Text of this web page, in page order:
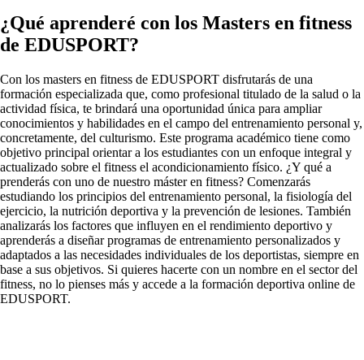
¿Qué aprenderé con los Masters en fitness
de EDUSPORT?
Con los masters en fitness de EDUSPORT disfrutarás de una
formación especializada que, como profesional titulado de la salud o la
actividad física, te brindará una oportunidad única para ampliar
conocimientos y habilidades en el campo del entrenamiento personal y,
concretamente, del culturismo. Este programa académico tiene como
objetivo principal orientar a los estudiantes con un enfoque integral y
actualizado sobre el fitness el acondicionamiento físico. ¿Y qué a
prenderás con uno de nuestro máster en fitness? Comenzarás
estudiando los principios del entrenamiento personal, la fisiología del
ejercicio, la nutrición deportiva y la prevención de lesiones. También
analizarás los factores que influyen en el rendimiento deportivo y
aprenderás a diseñar programas de entrenamiento personalizados y
adaptados a las necesidades individuales de los deportistas, siempre en
base a sus objetivos. Si quieres hacerte con un nombre en el sector del
fitness, no lo pienses más y accede a la formación deportiva online de
EDUSPORT.